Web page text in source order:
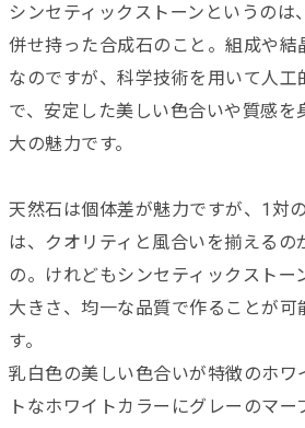
シンセティックストーンというのは
併せ持った合成石のこと。組成や結
なのですが、科学技術を用いて人工
で、安定した美しい色合いや質感を
大の魅力です。
天然石は個体差が魅力ですが、1対
は、クオリティと風合いを揃えるの
の。けれどもシンセティックストー
大きさ、均一な品質で作ることが可
す。
乳白色の美しい色合いが特徴のホワ
トなホワイトカラーにグレーのマー